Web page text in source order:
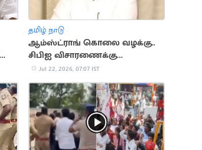
தமிழ் நாடு
ஆம்ஸ்ட்ராங் கொலை வழக்கு..
சிபிஐ விசாரணைக்கு
உச்சநீதிமன்றம் அனுமதி
Jul 22, 2026, 07:07 IST